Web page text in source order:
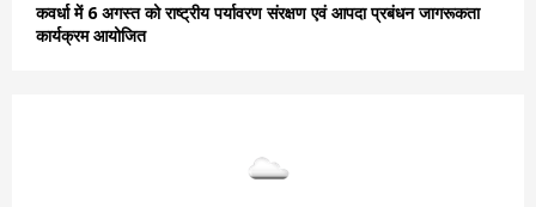
कवर्धा में 6 अगस्त को राष्ट्रीय पर्यावरण संरक्षण एवं आपदा प्रबंधन जागरूकता
कार्यक्रम आयोजित